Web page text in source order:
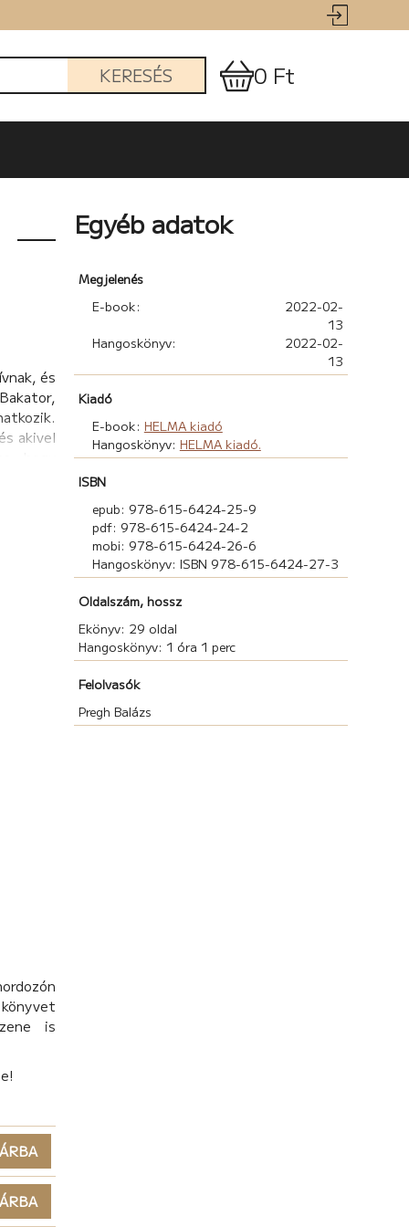
KERESÉS 0 Ft
és
akivel
is
Egyéb adatok
Megjelenés
E-book:
2022-02-
13
Hangoskönyv:
2022-02-
13
Kiadó
E-book: HELMA kiadó
Hangoskönyv: HELMA kiadó.
ISBN
epub: 978-615-6424-25-9
pdf: 978-615-6424-24-2
mobi: 978-615-6424-26-6
Hangoskönyv: ISBN 978-615-6424-27-3
Oldalszám, hossz
Ekönyv: 29 oldal
Hangoskönyv: 1 óra 1 perc
Felolvasók
Pregh Balázs